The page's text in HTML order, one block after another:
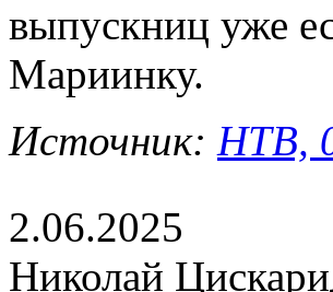
выпускниц уже
Мариинку.
Источник: НТВ,
2.06.2025
Николай